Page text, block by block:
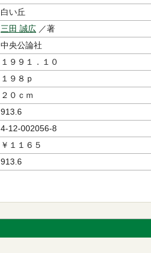
白い丘
三田 誠広 ／著
中央公論社
１９９１．１０
１９８ｐ
２０ｃｍ
913.6
4-12-002056-8
￥１１６５
913.6